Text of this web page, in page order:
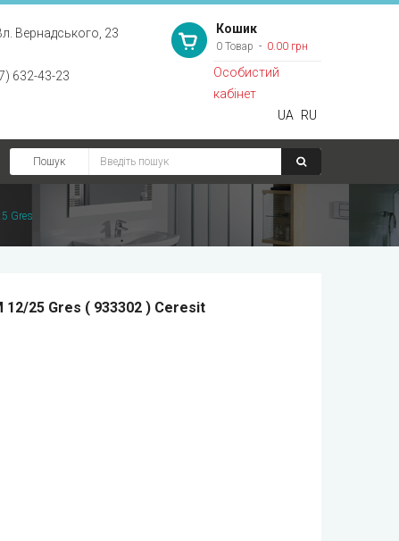
Вернадського, 23
632-43-23
Кошик
0 Товар 0.00 грн
Особистий
кабінет
UA
RU
Пошук
Gres
25 Gres ( 933302 ) Ceresit